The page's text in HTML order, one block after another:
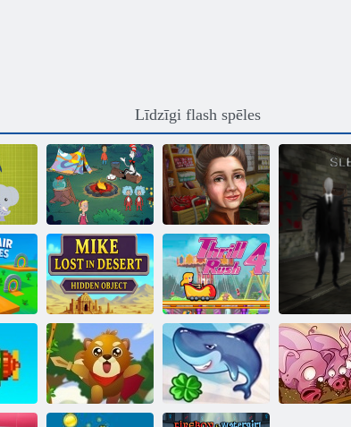
Līdzīgi flash spēles
Ar cepure kaķis
zina daudz par
to! Camp laiks
Īpašā diena
Maiks pazudis
tuksnesī, slēptais
objekts
Aizraušanās 4